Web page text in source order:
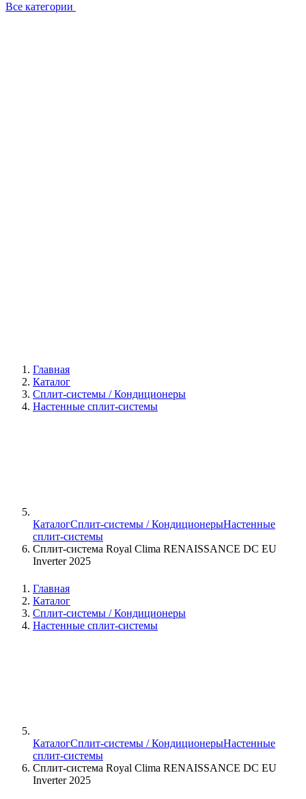
Все категории
Главная
Каталог
Сплит-системы / Кондиционеры
Настенные сплит-системы
КаталогСплит-системы / КондиционерыНастенные
сплит-системы
Сплит-система Royal Clima RENAISSANCE DC EU
Inverter 2025
Главная
Каталог
Сплит-системы / Кондиционеры
Настенные сплит-системы
КаталогСплит-системы / КондиционерыНастенные
сплит-системы
Сплит-система Royal Clima RENAISSANCE DC EU
Inverter 2025